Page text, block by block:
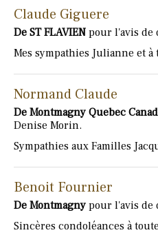
Claude Giguere
De ST FLAVIEN pour l'avis de
Mes sympathies Julianne et
Normand Claude
De Montmagny Quebec
Denise Morin.
Sympathies aux Familles
Benoit Fournier
De Montmagny pour l'avis de
Sincères condoléances à